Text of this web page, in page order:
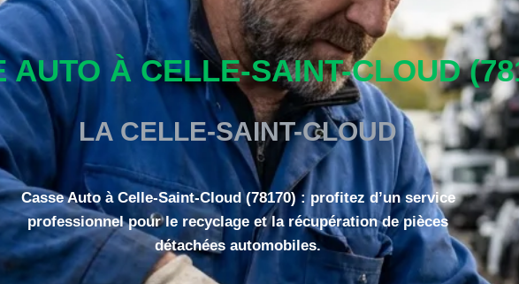
AUTO À CELLE-SAINT-CLOUD
LA CELLE-SAINT-CLOUD
Casse Auto à Celle-Saint-Cloud (78170) : profitez d’un service
professionnel pour le recyclage et la récupération de pièces
détachées automobiles.